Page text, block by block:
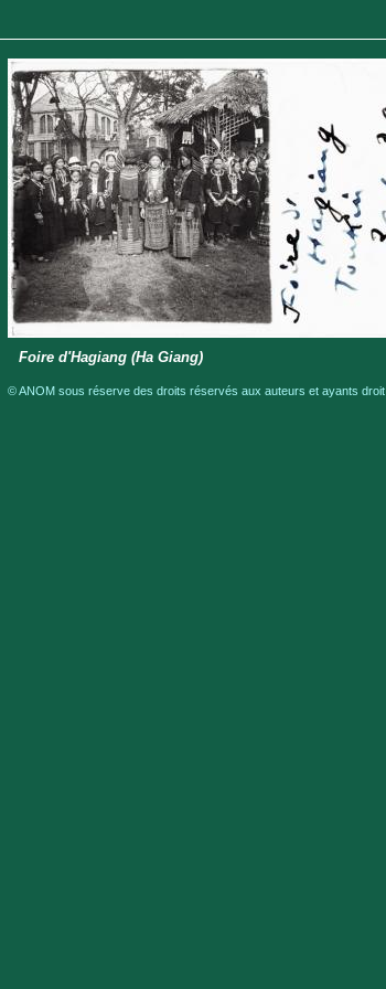
Foire d'Hagiang (Ha Giang)
© ANOM sous réserve des droits réservés aux auteurs et ayants droit